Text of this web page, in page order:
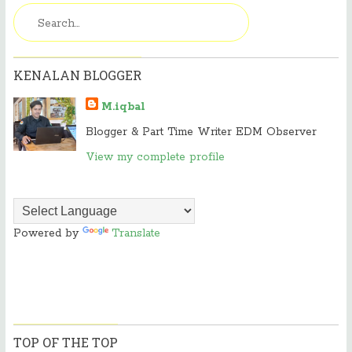
KENALAN BLOGGER
M.iqbal
Blogger & Part Time Writer EDM Observer
View my complete profile
Powered by Translate
TOP OF THE TOP